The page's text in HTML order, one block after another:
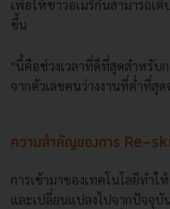
เพื่อให้ชาวอเมริกันสามารถเ
ขึ้น
"นี้คือช่วงเวลาที่ดีที่สุดสำหรับ
จากตัวเลขคนว่างงานที่ต่ำที่สุด
ความสำคัญของการ Re-
การเข้ามาของเทคโนโลยีทำใ
และเปลี่ยนแปลงไปจากปัจจุบั